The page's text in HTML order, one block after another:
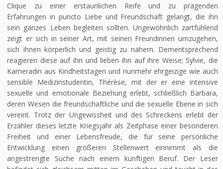
Clique zu einer erstaunlichen Reife und zu prägenden
Erfahrungen in puncto Liebe und Freundschaft gelangt, die ihn
sein ganzes Leben begleiten sollten. Ungewöhnlich zartfühlend
zeigt er sich in seiner Art, mit seinen Freundinnen umzugehen,
sich ihnen körperlich und geistig zu nähern. Dementsprechend
reagieren diese auf ihn und lieben ihn auf ihre Weise; Sylvie, die
Kameradin aus Kindheitstagen und nunmehr ehrgeizige wie auch
sensible Medizinstudentin, Thérèse, mit der er eine intensive
sexuelle und emotionale Beziehung erlebt, schließlich Barbara,
deren Wesen die freundschaftliche und die sexuelle Ebene in sich
vereint. Trotz der Ungewissheit und des Schreckens erlebt der
Erzähler dieses letzte Kriegsjahr als Zeitphase einer besonderen
Freiheit und einer Lebensfreude, die für seine persönliche
Entwicklung einen größeren Stellenwert einnimmt als die
angestrengte Suche nach einem künftigen Beruf. Der Leser